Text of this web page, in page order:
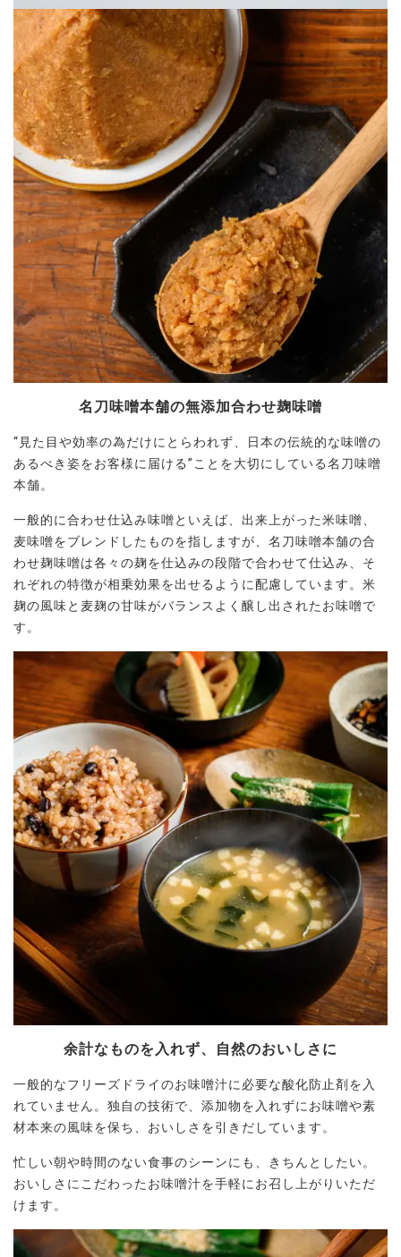
名刀味噌本舗の無添加合わせ麹味噌
“見た目や効率の為だけにとらわれず、日本の伝統的な味噌の
あるべき姿をお客様に届ける”ことを大切にしている名刀味噌
本舗。
一般的に合わせ仕込み味噌といえば、出来上がった米味噌、
麦味噌をブレンドしたものを指しますが、名刀味噌本舗の合
わせ麹味噌は各々の麹を仕込みの段階で合わせて仕込み、そ
れぞれの特徴が相乗効果を出せるように配慮しています。米
麹の風味と麦麹の甘味がバランスよく醸し出されたお味噌で
す。
余計なものを入れず、自然のおいしさに
一般的なフリーズドライのお味噌汁に必要な酸化防止剤を入
れていません。独自の技術で、添加物を入れずにお味噌や素
材本来の風味を保ち、おいしさを引きだしています。
忙しい朝や時間のない食事のシーンにも、きちんとしたい。
おいしさにこだわったお味噌汁を手軽にお召し上がりいただ
けます。